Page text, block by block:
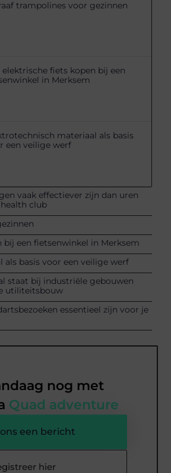
trampolines voor gezinnen
elektrische fiets kopen bij een
in Merksem
materiaal als basis
een veilige werf
vaak effectiever zijn dan uren
club
bij een fietsenwinkel in Merksem
basis voor een veilige werf
staat bij industriële gebouwen
utiliteitsbouw
essentieel zijn voor je
nog met
Quad adventure
een bericht
hier